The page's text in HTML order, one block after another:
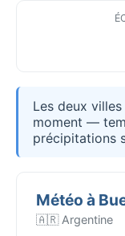
Les deux
moment —
précipitations
Météo à
🇦🇷 Argentine